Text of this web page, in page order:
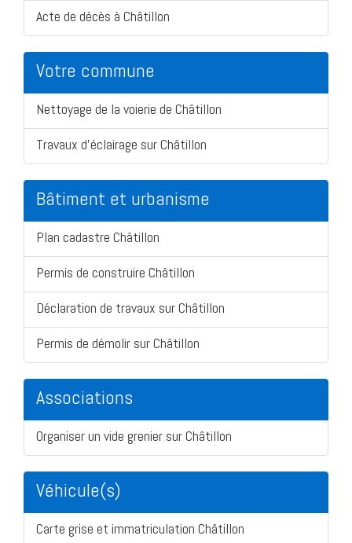
Acte de décès à Châtillon
Votre commune
Nettoyage de la voierie de Châtillon
Travaux d'éclairage sur Châtillon
Bâtiment et urbanisme
Plan cadastre Châtillon
Permis de construire Châtillon
Déclaration de travaux sur Châtillon
Permis de démolir sur Châtillon
Associations
Organiser un vide grenier sur Châtillon
Véhicule(s)
Carte grise et immatriculation Châtillon